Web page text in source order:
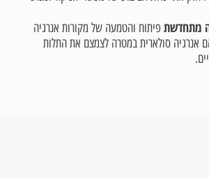
פיתוח והטמעה של מקורות אנרגיה
סולארית במטרה לצמצם את התלות